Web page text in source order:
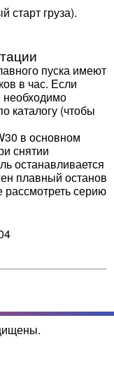
старт груза).
пуска имеют
в час. Если
необходимо
каталогу (чтобы
в основном
снятии
останавливается
плавный останов
серию